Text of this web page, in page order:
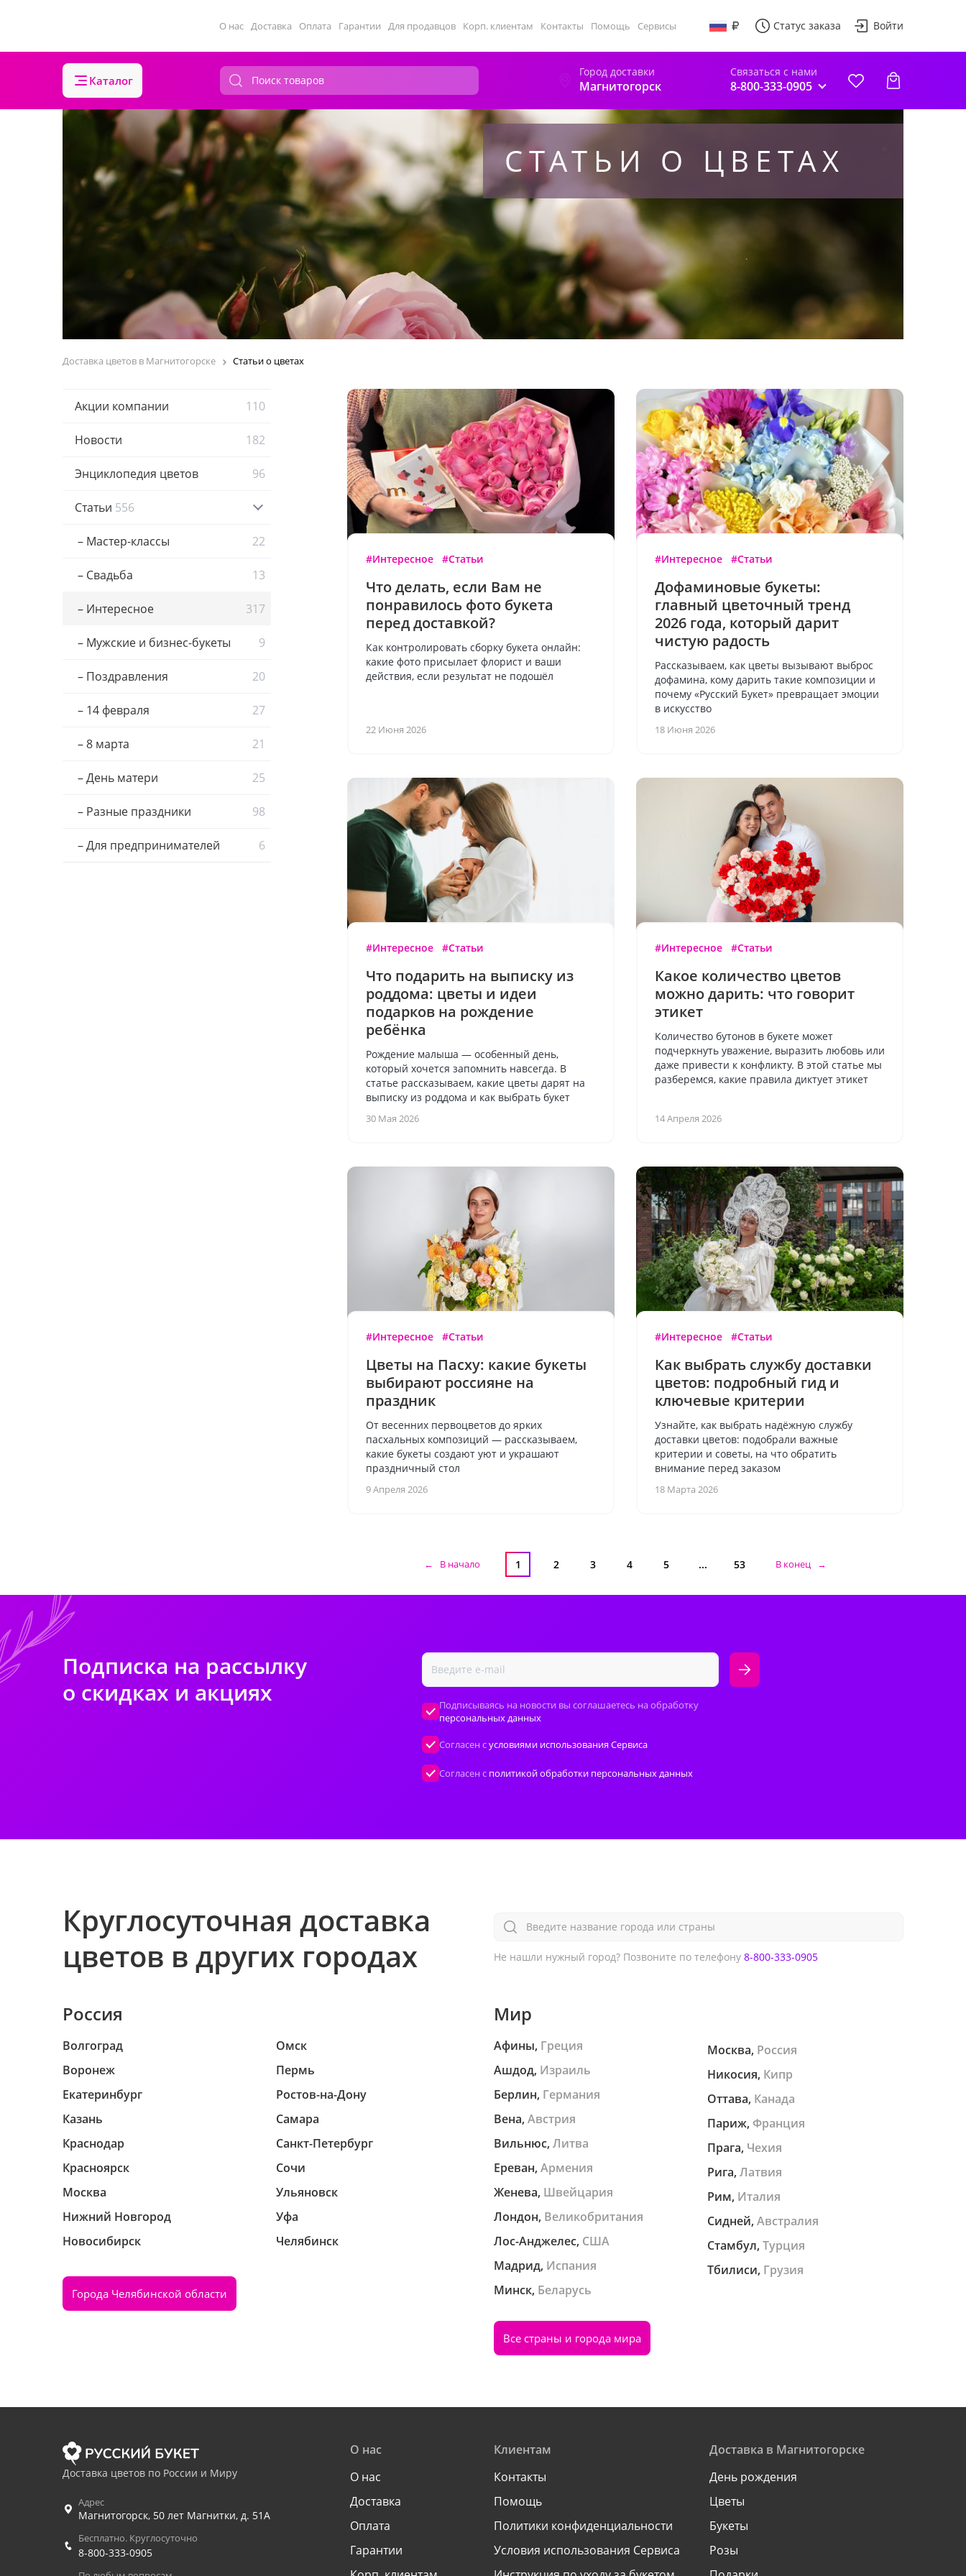
О нас Доставка Оплата Гарантии Для продавцов Корп. клиентам Контакты Помощь Сервисы Статус заказа Войти
Каталог
Город доставки
Магнитогорск
Связаться с нами
8-800-333-0905
СТАТЬИ О ЦВЕТАХ
Доставка цветов в Магнитогорске Статьи о цветах
Акции компании 110
Новости 182
Энциклопедия цветов 96
Статьи 556
– Мастер-классы 22
– Свадьба 13
– Интересное 317
– Мужские и бизнес-букеты 9
– Поздравления 20
– 14 февраля 27
– 8 марта 21
– День матери 25
– Разные праздники 98
– Для предпринимателей 6
#Интересное #Статьи
Что делать, если Вам не
понравилось фото букета
перед доставкой?
Как контролировать сборку букета онлайн:
какие фото присылает флорист и ваши
действия, если результат не подошёл
22 Июня 2026
#Интересное #Статьи
Дофаминовые букеты:
главный цветочный тренд
2026 года, который дарит
чистую радость
Рассказываем, как цветы вызывают выброс
дофамина, кому дарить такие композиции и
почему «Русский Букет» превращает эмоции
в искусство
18 Июня 2026
#Интересное #Статьи
Что подарить на выписку из
роддома: цветы и идеи
подарков на рождение
ребёнка
Рождение малыша — особенный день,
который хочется запомнить навсегда. В
статье рассказываем, какие цветы дарят на
выписку из роддома и как выбрать букет
30 Мая 2026
#Интересное #Статьи
Какое количество цветов
можно дарить: что говорит
этикет
Количество бутонов в букете может
подчеркнуть уважение, выразить любовь или
даже привести к конфликту. В этой статье мы
разберемся, какие правила диктует этикет
14 Апреля 2026
#Интересное #Статьи
Цветы на Пасху: какие букеты
выбирают россияне на
праздник
От весенних первоцветов до ярких
пасхальных композиций — рассказываем,
какие букеты создают уют и украшают
праздничный стол
9 Апреля 2026
#Интересное #Статьи
Как выбрать службу доставки
цветов: подробный гид и
ключевые критерии
Узнайте, как выбрать надёжную службу
доставки цветов: подобрали важные
критерии и советы, на что обратить
внимание перед заказом
18 Марта 2026
← В начало 1 2 3 4 5 ... 53 В конец →
Подписка на рассылку
о скидках и акциях
Подписываясь на новости вы соглашаетесь на обработку
персональных данных
Согласен сусловиями использования Сервиса
Согласен с политикой обработки персональных данных
Круглосуточная доставка
цветов в других городах
Введите название города или страны
Россия
Волгоград
Воронеж
Екатеринбург
Казань
Краснодар
Красноярск
Москва
Нижний Новгород
Новосибирск
Омск
Пермь
Ростов-на-Дону
Самара
Санкт-Петербург
Сочи
Ульяновск
Уфа
Челябинск
Города Челябинской области
Мир
Афины, Греция
Ашдод, Израиль
Берлин, Германия
Вена, Австрия
Вильнюс, Литва
Ереван, Армения
Женева, Швейцария
Лондон, Великобритания
Лос-Анджелес, США
Мадрид, Испания
Минск, Беларусь
Москва, Россия
Никосия, Кипр
Оттава, Канада
Париж, Франция
Прага, Чехия
Рига, Латвия
Рим, Италия
Сидней, Австралия
Стамбул, Турция
Тбилиси, Грузия
Все страны и города мира
Не нашли нужный город? Позвоните по телефону 8-800-333-0905
Доставка цветов по России и Миру
Адрес
Магнитогорск, 50 лет Магнитки, д. 51А
Бесплатно. Круглосуточно
8-800-333-0905
О нас
О нас
Доставка
Оплата
Гарантии
Клиентам
Контакты
Помощь
Политики конфиденциальности
Условия использования Сервиса
Доставка в Магнитогорске
День рождения
Цветы
Букеты
Розы